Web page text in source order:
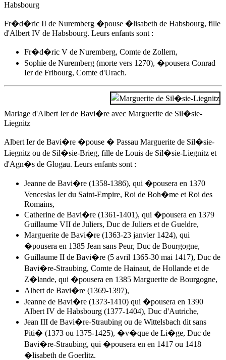
Habsbourg
Fr�d�ric II de Nuremberg �pouse �lisabeth de Habsbourg, fille
d'Albert IV de Habsbourg. Leurs enfants sont :
Fr�d�ric V de Nuremberg, Comte de Zollern,
Sophie de Nuremberg (morte vers 1270), �pousera Conrad
Ier de Fribourg, Comte d'Urach.
Mariage d'Albert Ier de Bavi�re avec Marguerite de Sil�sie-
Liegnitz
Albert Ier de Bavi�re �pouse � Passau Marguerite de Sil�sie-
Liegnitz ou de Sil�sie-Brieg, fille de Louis de Sil�sie-Liegnitz et
d'Agn�s de Glogau. Leurs enfants sont :
Jeanne de Bavi�re (1358-1386), qui �pousera en 1370
Venceslas Ier du Saint-Empire, Roi de Boh�me et Roi des
Romains,
Catherine de Bavi�re (1361-1401), qui �pousera en 1379
Guillaume VII de Juliers, Duc de Juliers et de Gueldre,
Marguerite de Bavi�re (1363-23 janvier 1424), qui
�pousera en 1385 Jean sans Peur, Duc de Bourgogne,
Guillaume II de Bavi�re (5 avril 1365-30 mai 1417), Duc de
Bavi�re-Straubing, Comte de Hainaut, de Hollande et de
Z�lande, qui �pousera en 1385 Marguerite de Bourgogne,
Albert de Bavi�re (1369-1397),
Jeanne de Bavi�re (1373-1410) qui �pousera en 1390
Albert IV de Habsbourg (1377-1404), Duc d'Autriche,
Jean III de Bavi�re-Straubing ou de Wittelsbach dit sans
Piti� (1373 ou 1375-1425), �v�que de Li�ge, Duc de
Bavi�re-Straubing, qui �pousera en en 1417 ou 1418
�lisabeth de Goerlitz.